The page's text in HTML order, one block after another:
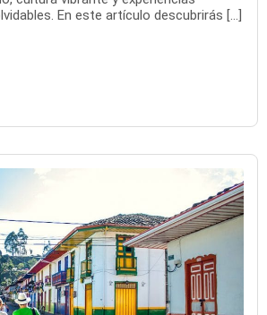
En este artículo descubrirás […]